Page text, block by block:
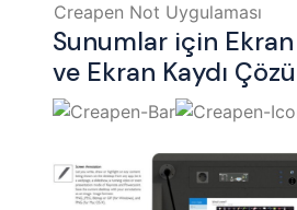
Creapen Not Uygulaması
Sunumlar için Ekran
ve Ekran Kaydı